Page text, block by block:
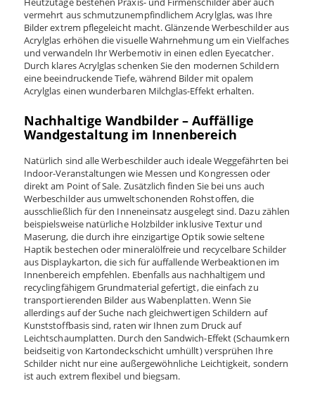
vermehrt aus schmutzunempfindlichem Acrylglas, was Ihre
Bilder extrem pflegeleicht macht. Glänzende Werbeschilder aus
Acrylglas erhöhen die visuelle Wahrnehmung um ein Vielfaches
und verwandeln Ihr Werbemotiv in einen edlen Eyecatcher.
Durch klares Acrylglas schenken Sie den modernen Schildern
eine beeindruckende Tiefe, während Bilder mit opalem
Acrylglas einen wunderbaren Milchglas-Effekt erhalten.
Nachhaltige Wandbilder – Auffällige
Wandgestaltung im Innenbereich
Natürlich sind alle Werbeschilder auch ideale Weggefährten bei
Indoor-Veranstaltungen wie Messen und Kongressen oder
direkt am Point of Sale. Zusätzlich finden Sie bei uns auch
Werbeschilder aus umweltschonenden Rohstoffen, die
ausschließlich für den Inneneinsatz ausgelegt sind. Dazu zählen
beispielsweise natürliche Holzbilder inklusive Textur und
Maserung, die durch ihre einzigartige Optik sowie seltene
Haptik bestechen oder mineralölfreie und recycelbare Schilder
aus Displaykarton, die sich für auffallende Werbeaktionen im
Innenbereich empfehlen. Ebenfalls aus nachhaltigem und
recyclingfähigem Grundmaterial gefertigt, die einfach zu
transportierenden Bilder aus Wabenplatten. Wenn Sie
allerdings auf der Suche nach gleichwertigen Schildern auf
Kunststoffbasis sind, raten wir Ihnen zum Druck auf
Leichtschaumplatten. Durch den Sandwich-Effekt (Schaumkern
beidseitig von Kartondeckschicht umhüllt) versprühen Ihre
Schilder nicht nur eine außergewöhnliche Leichtigkeit, sondern
ist auch extrem flexibel und biegsam.